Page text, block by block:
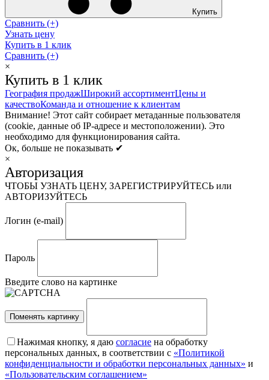
Купить
Сравнить (+)
Узнать цену
Купить в 1 клик
Сравнить (+)
×
Купить в 1 клик
География продажШирокий ассортиментЦены и
качествоКоманда и отношение к клиентам
Внимание! Этот сайт собирает метаданные пользователя
(cookie, данные об IP-адресе и местоположении). Это
необходимо для функционирования сайта.
Ок, больше не показывать ✔
×
Авторизация
ЧТОБЫ УЗНАТЬ ЦЕНУ, ЗАРЕГИСТРИРУЙТЕСЬ или
АВТОРИЗУЙТЕСЬ
Логин (e-mail)
Пароль
Введите слово на картинке
Поменять картинку
Нажимая кнопку, я даю согласие на обработку
персональных данных, в соответствии с «Политикой
конфиденциальности и обработки персональных данных» и
«Пользовательским соглашением»